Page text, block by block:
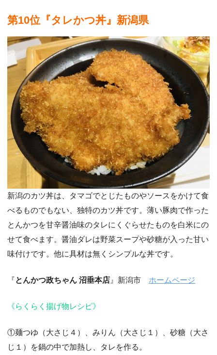
第10位『タレかつ丼』新潟県
新潟のカツ丼は、タマゴでとじたものやソースをかけて食
べるものでもない、独特のカツ丼です。薄い豚肉で作った
とんかつを甘辛醤油味のタレにくぐらせたものを白米にの
せて食べます。醤油ダレは野菜スープや砂糖が入った甘い
味付けです。他に具材は無くシンプルな丼です。
『とんかつ政ちゃん 沼垂本店 』新潟市 ホームページ
《らくらく揚げ物レシピ》
①麺つゆ（大さじ４）、みりん（大さじ１）、砂糖（大さ
じ１）を鍋の中で加熱し、タレを作る。